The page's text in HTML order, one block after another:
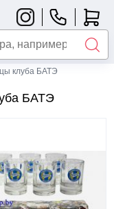
клуба БАТЭ
БАТЭ